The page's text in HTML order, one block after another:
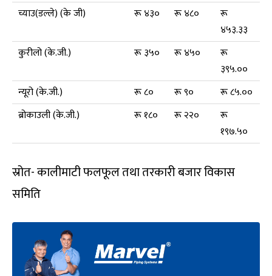
च्याउ(डल्ले) (के जी)
रू ४३० रू ४८०
रू
४५३.३३
कुरीलो (के.जी.)
रू ३५० रू ४५०
रू
३९५.००
न्यूरो (के.जी.)
रू ८० रू ९०
रू ८५.००
ब्रोकाउली (के.जी.)
रू १८० रू २२०
रू
१९७.५०
स्रोत- कालीमाटी फलफूल तथा तरकारी बजार विकास
समिति